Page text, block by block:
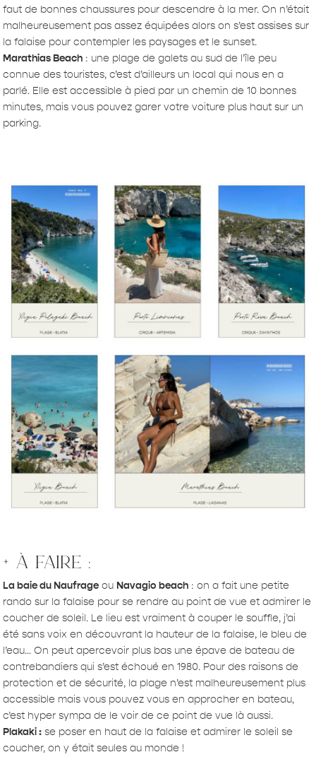
faut de bonnes chaussures pour descendre à la mer. On n’était
malheureusement pas assez équipées alors on s’est assises sur
la falaise pour contempler les paysages et le sunset.
Marathias Beach : une plage de galets au sud de l’île peu
connue des touristes, c’est d’ailleurs un local qui nous en a
parlé. Elle est accessible à pied par un chemin de 10 bonnes
minutes, mais vous pouvez garer votre voiture plus haut sur un
parking.
+ à faire :
La baie du Naufrage ou Navagio beach : on a fait une petite
rando sur la falaise pour se rendre au point de vue et admirer le
coucher de soleil. Le lieu est vraiment à couper le souffle, j’ai
été sans voix en découvrant la hauteur de la falaise, le bleu de
l’eau… On peut apercevoir plus bas une épave de bateau de
contrebandiers qui s’est échoué en 1980. Pour des raisons de
protection et de sécurité, la plage n’est malheureusement plus
accessible mais vous pouvez vous en approcher en bateau,
c’est hyper sympa de le voir de ce point de vue là aussi.
Plakaki : se poser en haut de la falaise et admirer le soleil se
coucher, on y était seules au monde !